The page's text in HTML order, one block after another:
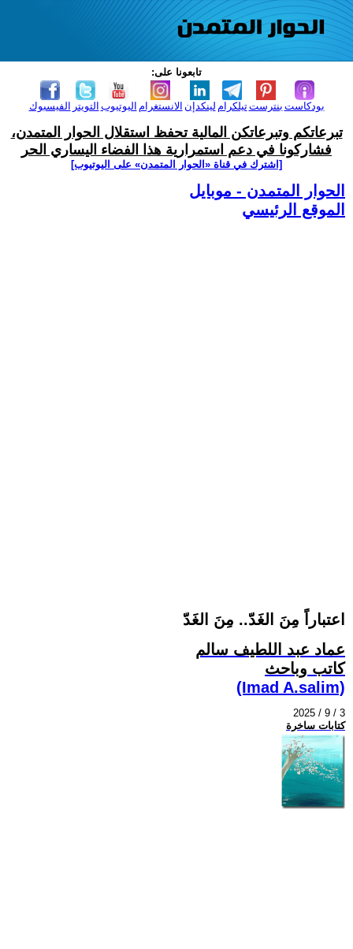
تابعونا على:
الفيسبوك التويتر اليوتيوب الانستغرام لينكدإن تيلكرامبنترست بودكاست
تبرعاتكم وتبرعاتكن المالية تحفظ استقلال الحوار المتمدن،
فشاركونا في دعم استمرارية هذا الفضاء اليساري الحر
[اشترك في قناة ‫«الحوار المتمدن» على اليوتيوب]
الحوار المتمدن - موبايل
الموقع الرئيسي
اعتباراً مِنَ الغَدّ.. مِنَ الغَدّ
عماد عبد اللطيف سالم
كاتب وباحث
(Imad A.salim)
2025 / 9 / 3
كتابات ساخرة